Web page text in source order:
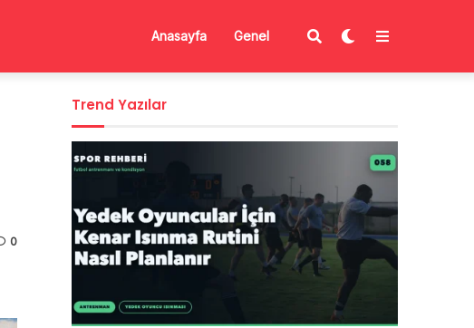
Anasayfa Genel
0
Trend Yazılar